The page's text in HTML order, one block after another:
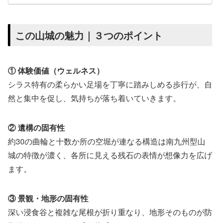
この山城の魅力｜３つのポイント
① 体験価値（ウェルネス）
シラス特有の柔らかい足場を丁寧に踏みしめる歩行が、自
然と集中を促し、気持ちが落ち着いていきます。
② 遺構の固有性
約30の曲輪と十数か所の空堀が連なる構造は南九州型山
城の特徴が濃く、各所に見える残石の表情が想像力を広げ
ます。
③ 景観・地形の固有性
深い浸食谷と複雑な尾根が折り重なり、地形そのものが防